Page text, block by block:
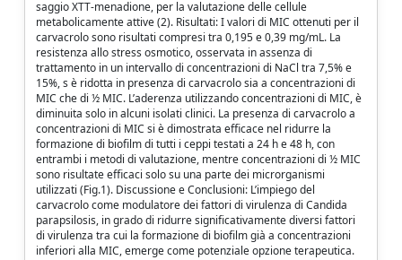
saggio XTT-menadione, per la valutazione delle cellule
metabolicamente attive (2). Risultati: I valori di MIC ottenuti per il
carvacrolo sono risultati compresi tra 0,195 e 0,39 mg/mL. La
resistenza allo stress osmotico, osservata in assenza di
trattamento in un intervallo di concentrazioni di NaCl tra 7,5% e
15%, s è ridotta in presenza di carvacrolo sia a concentrazioni di
MIC che di ½ MIC. L’aderenza utilizzando concentrazioni di MIC, è
diminuita solo in alcuni isolati clinici. La presenza di carvacrolo a
concentrazioni di MIC si è dimostrata efficace nel ridurre la
formazione di biofilm di tutti i ceppi testati a 24 h e 48 h, con
entrambi i metodi di valutazione, mentre concentrazioni di ½ MIC
sono risultate efficaci solo su una parte dei microrganismi
utilizzati (Fig.1). Discussione e Conclusioni: L’impiego del
carvacrolo come modulatore dei fattori di virulenza di Candida
parapsilosis, in grado di ridurre significativamente diversi fattori
di virulenza tra cui la formazione di biofilm già a concentrazioni
inferiori alla MIC, emerge come potenziale opzione terapeutica.